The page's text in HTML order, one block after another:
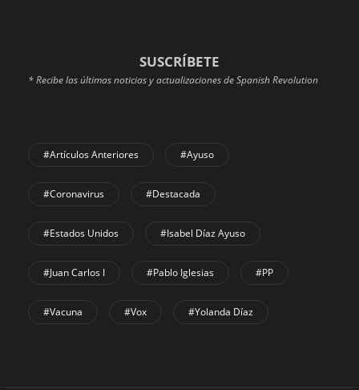
SUSCRÍBETE
* Recibe las últimas noticias y actualizaciones de Spanish Revolution
#Artículos Anteriores #Ayuso
#coronavirus #Destacada
#Estados Unidos #Isabel Díaz Ayuso
#Juan Carlos I #Pablo Iglesias #PP
#Vacuna #Vox #Yolanda Díaz